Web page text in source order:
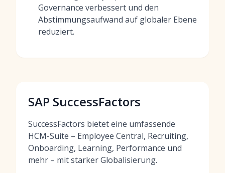
Governance verbessert und den
Abstimmungsaufwand auf globaler Ebene
reduziert.
SAP SuccessFactors
SuccessFactors bietet eine umfassende
HCM-Suite – Employee Central, Recruiting,
Onboarding, Learning, Performance und
mehr – mit starker Globalisierung.